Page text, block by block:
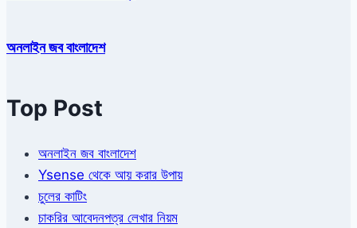
অনলাইন জব বাংলাদেশ
Top Post
অনলাইন জব বাংলাদেশ
Ysense থেকে আয় করার উপায়
চুলের কাটিং
চাকরির আবেদনপত্র লেখার নিয়ম